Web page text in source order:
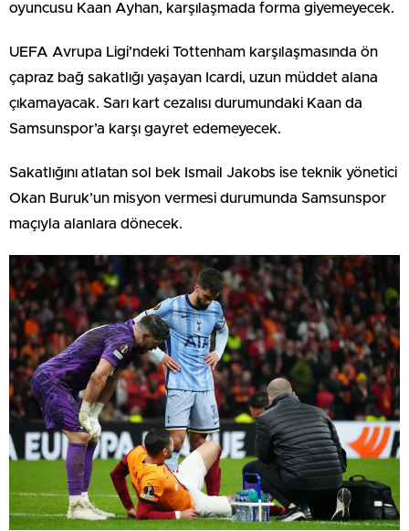
oyuncusu Kaan Ayhan, karşılaşmada forma giyemeyecek.
UEFA Avrupa Ligi’ndeki Tottenham karşılaşmasında ön
çapraz bağ sakatlığı yaşayan Icardi, uzun müddet alana
çıkamayacak. Sarı kart cezalısı durumundaki Kaan da
Samsunspor’a karşı gayret edemeyecek.
Sakatlığını atlatan sol bek Ismail Jakobs ise teknik yönetici
Okan Buruk’un misyon vermesi durumunda Samsunspor
maçıyla alanlara dönecek.